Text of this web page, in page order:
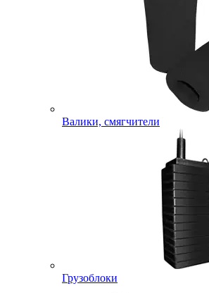
Валики, смягчители
Грузоблоки